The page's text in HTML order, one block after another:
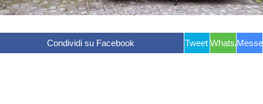
Condividi su Facebook Tweet WhatsApp